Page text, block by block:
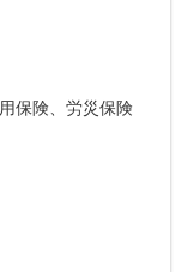
保険、労災保険